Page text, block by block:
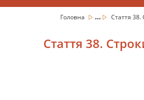
Головна ... Стаття 38.
Стаття 38.